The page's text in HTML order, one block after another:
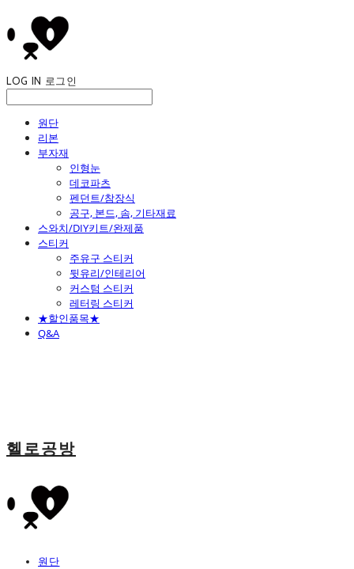
LOG IN 로그인
원단
리본
부자재
인형눈
데코파츠
펜던트/참장식
공구, 본드, 솜, 기타재료
스와치/DIY키트/완제품
스티커
주유구 스티커
뒷유리/인테리어
커스텀 스티커
레터링 스티커
★할인품목★
Q&A
헬로공방
원단